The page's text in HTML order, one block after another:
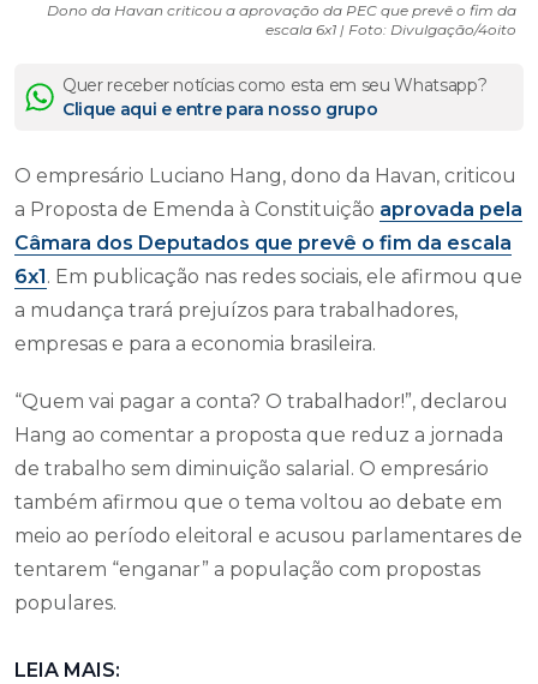
Dono da Havan criticou a aprovação da PEC que prevê o fim da
escala 6x1 | Foto: Divulgação/4oito
Quer receber notícias como esta em seu Whatsapp?
Clique aqui e entre para nosso grupo
O empresário Luciano Hang, dono da Havan, criticou
a Proposta de Emenda à Constituição aprovada pela
Câmara dos Deputados que prevê o fim da escala
6x1 . Em publicação nas redes sociais, ele afirmou que
a mudança trará prejuízos para trabalhadores,
empresas e para a economia brasileira.
“Quem vai pagar a conta? O trabalhador!”, declarou
Hang ao comentar a proposta que reduz a jornada
de trabalho sem diminuição salarial. O empresário
também afirmou que o tema voltou ao debate em
meio ao período eleitoral e acusou parlamentares de
tentarem “enganar” a população com propostas
populares.
LEIA MAIS: